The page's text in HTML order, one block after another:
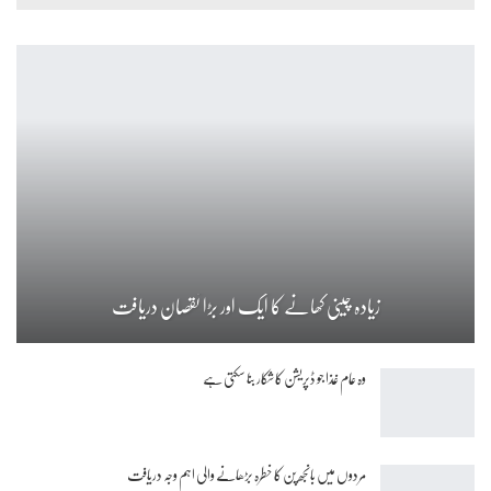
زیادہ چینی کھانے کا ایک اور بڑا نقصان دریافت
وہ عام غذا جو ڈپریشن کا شکار بنا سکتی ہے
مردوں میں بانجھ پن کا خطرہ بڑھانے والی اہم وجہ دریافت